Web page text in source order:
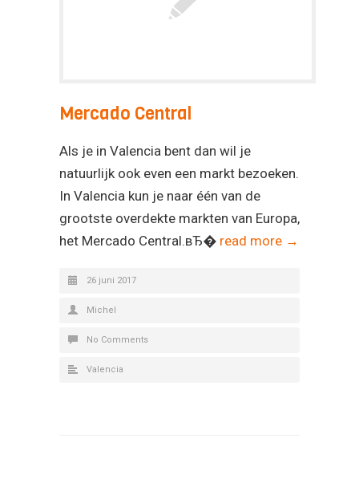
Mercado Central
Als je in Valencia bent dan wil je
natuurlijk ook even een markt bezoeken.
In Valencia kun je naar één van de
grootste overdekte markten van Europa,
het Mercado Central.вЂ� read more →
26 juni 2017
Michel
No Comments
Valencia